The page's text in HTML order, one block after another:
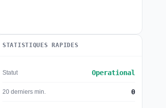
STATISTIQUES RAPIDES
Statut Operational
20 derniers min. 0